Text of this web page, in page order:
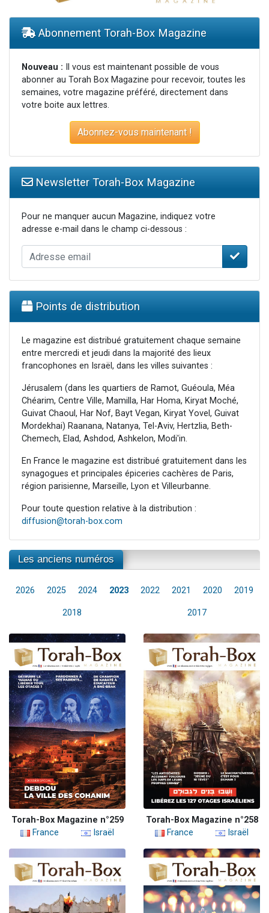
Abonnement Torah-Box Magazine
Nouveau : Il vous est maintenant possible de vous
abonner au Torah Box Magazine pour recevoir, toutes les
semaines, votre magazine préféré, directement dans
votre boite aux lettres.
Abonnez-vous maintenant !
Newsletter Torah-Box Magazine
Pour ne manquer aucun Magazine, indiquez votre
adresse e-mail dans le champ ci-dessous :
Points de distribution
Le magazine est distribué gratuitement chaque semaine
entre mercredi et jeudi dans la majorité des lieux
francophones en Israël, dans les villes suivantes :
Jérusalem (dans les quartiers de Ramot, Guéoula, Méa
Chéarim, Centre Ville, Mamilla, Har Homa, Kiryat Moché,
Guivat Chaoul, Har Nof, Bayt Vegan, Kiryat Yovel, Guivat
Mordekhai) Raanana, Natanya, Tel-Aviv, Hertzlia, Beth-
Chemech, Elad, Ashdod, Ashkelon, Modi'in.
En France le magazine est distribué gratuitement dans les
synagogues et principales épiceries cachères de Paris,
région parisienne, Marseille, Lyon et Villeurbanne.
Pour toute question relative à la distribution :
diffusion@torah-box.com
Les anciens numéros
2026 2025 2024 2023 2022 2021 2020 2019
2018 2017
Torah-Box Magazine n°259
France
Israël
Torah-Box Magazine n°258
France
Israël